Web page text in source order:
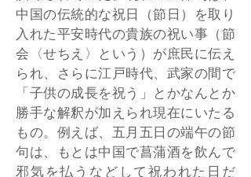
中国の伝統的な祝日（節日）を取り
入れた平安時代の貴族の祝い事（節
会〈せちえ〉という）が庶民に伝え
られ、さらに江戸時代、武家の間で
「子供の成長を祝う」とかなんとか
勝手な解釈が加えられ現在にいたる
もの。例えば、五月五日の端午の節
句は、もとは中国で菖蒲酒を飲んで